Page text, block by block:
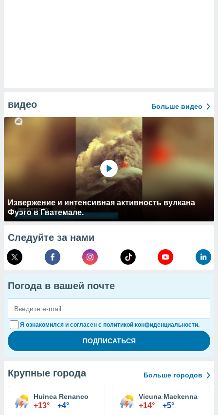
видео Больше видео
Извержение и интенсивная активность вулкана
Фуэго в Гватемале.
Следуйте за нами
Погода в вашей почте
Я ознакомился и согласен с политикой конфиденциальности.
Крупные города Больше городов
Huinca Renanco
+13° +4°
Vicuna Mackenna
+14° +5°